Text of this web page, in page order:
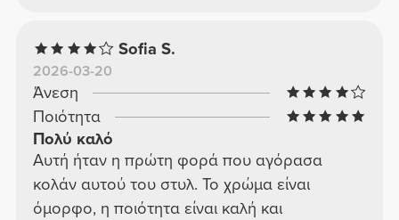
Sofia S.
2026-03-20
Άνεση
Ποιότητα
Πολύ καλό
Αυτή ήταν η πρώτη φορά που αγόρασα
κολάν αυτού του στυλ. Το χρώμα είναι
όμορφο, η ποιότητα είναι καλή και